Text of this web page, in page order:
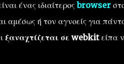
ένας ιδιαίτεροςbrowser
αμέσως ή τον αγνοείς για
ξαναχτίζεται σε webkitείπα